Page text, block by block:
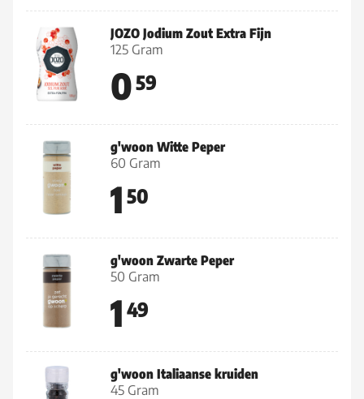
JOZO Jodium Zout Extra Fijn
125 Gram
059
g'woon Witte Peper
60 Gram
1 50
g'woon Zwarte Peper
50 Gram
1 49
g'woon Italiaanse kruiden
45 Gram